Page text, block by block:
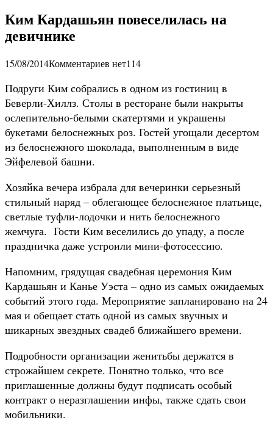
Ким Кардашьян повеселилась на
девичнике
15/08/2014Комментариев нет114
Подруги Ким собрались в одном из гостиниц в
Беверли-Хиллз. Столы в ресторане были накрыты
ослепительно-белыми скатертями и украшены
букетами белоснежных роз. Гостей угощали десертом
из белоснежного шоколада, выполненным в виде
Эйфелевой башни.
Хозяйка вечера избрала для вечеринки серьезный
стильный наряд – облегающее белоснежное платьице,
светлые туфли-лодочки и нить белоснежного
жемчуга. Гости Ким веселились до упаду, а после
праздничка даже устроили мини-фотосессию.
Напомним, грядущая свадебная церемония Ким
Кардашьян и Канье Уэста – одно из самых ожидаемых
событий этого года. Мероприятие запланировано на 24
мая и обещает стать одной из самых звучных и
шикарных звездных свадеб ближайшего времени.
Подробности организации женитьбы держатся в
строжайшем секрете. Понятно только, что все
приглашенные должны будут подписать особый
контракт о неразглашении инфы, также сдать свои
мобильники.